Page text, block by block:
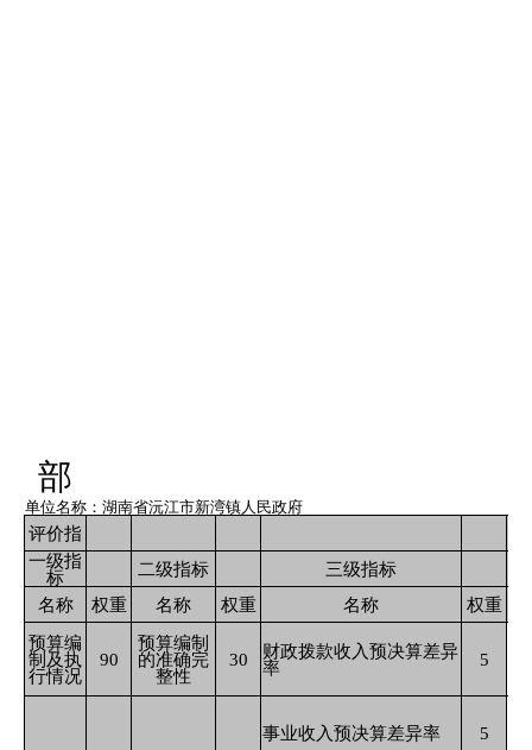
部
单位名称：湖南省沅江市新湾镇人民政府
评价指
一级指
标
二级指标
三级指标
名称
权重 名称 权重 名称
权重
预算编
制及执
行情况
90
预算编制
的准确完
整性
30
财政拨款收入预决算差异
率
5
事业收入预决算差异率 5